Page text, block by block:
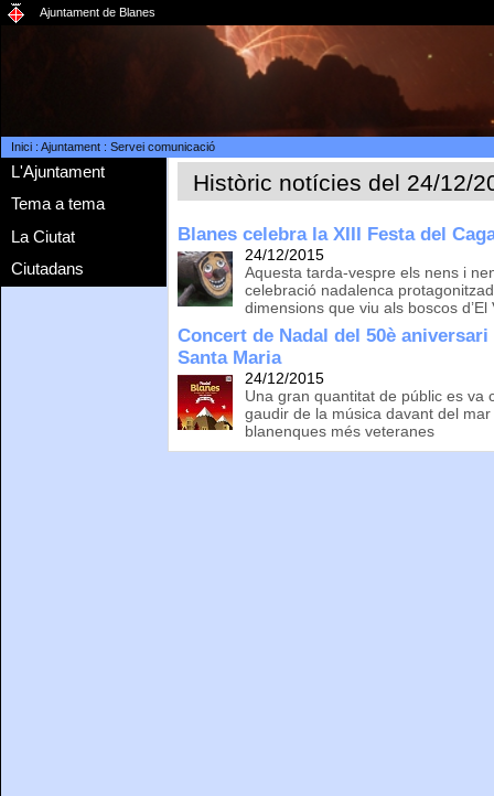
Ajuntament de Blanes
Inici: Ajuntament: Servei comunicació
L'Ajuntament
Tema a tema
La Ciutat
Ciutadans
Històric notícies del 24/12/
Blanes celebra la XIII Festa del
24/12/2015
Aquesta tarda-vespre els nens i
celebració nadalenca
dimensions que viu als boscos d’El
Concert de Nadal del 50è
Santa Maria
24/12/2015
Una gran quantitat de públic es va
gaudir de la música davant del
blanenques més veteranes